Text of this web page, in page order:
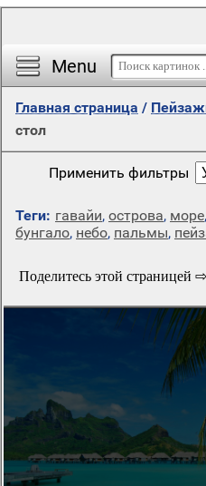
Menu
Главная страница /
стол
Применить фильтры
Теги: гавайи, острова, море,
бунгало, небо, пальмы,